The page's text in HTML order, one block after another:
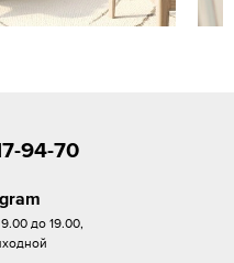
94-70
до 19.00,